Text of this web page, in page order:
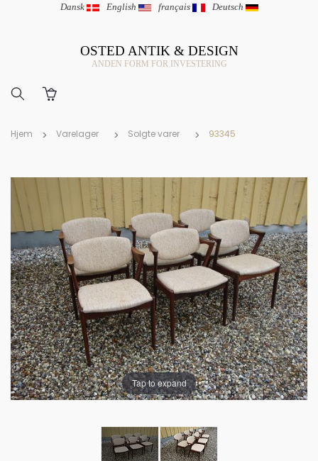
Dansk | English | français | Deutsch
OSTED ANTIK & DESIGN
ANDEN FORM FOR INVESTERING
Hjem Varelager Solgte varer 93345
Tap to expand